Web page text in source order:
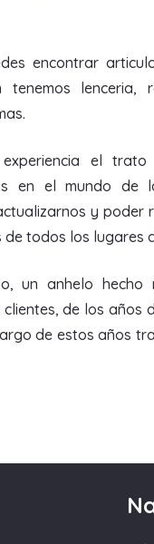
encontrar
tenemos lenceria,
el
en el mundo de
y poder
todos los lugares
un anhelo hecho
de los años
de estos años